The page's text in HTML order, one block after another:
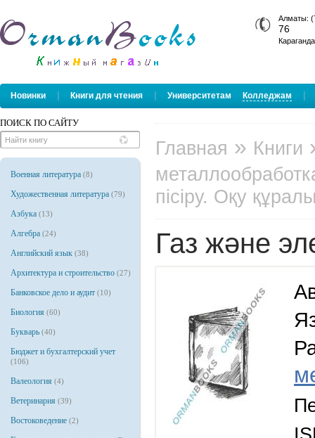
Алматы:
76
Новинки Книги для чтения Университетам Колледжам
ПОИСК ПО САЙТУ
Военная литература (8)
Художественная литература (79)
Азбука (13)
Алгебра (24)
Английский язык (38)
Архитектура и строительство (27)
Банковское дело и аудит (10)
Биология (60)
Букварь (40)
Бюджет и бухгалтерский учет
(106)
Валеология (4)
Ветеринария (39)
Востоковедение (2)
Главная » Книги
пісіру. Оқу
Газ және